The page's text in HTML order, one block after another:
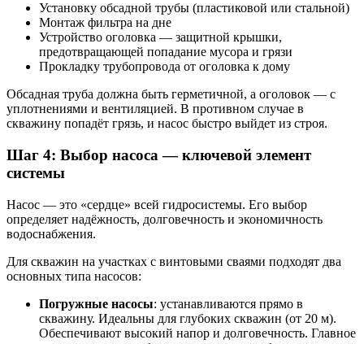
Установку обсадной трубы (пластиковой или стальной)
Монтаж фильтра на дне
Устройство оголовка — защитной крышки,
предотвращающей попадание мусора и грязи
Прокладку трубопровода от оголовка к дому
Обсадная труба должна быть герметичной, а оголовок — с
уплотнениями и вентиляцией. В противном случае в
скважину попадёт грязь, и насос быстро выйдет из строя.
Шаг 4: Выбор насоса — ключевой элемент
системы
Насос — это «сердце» всей гидросистемы. Его выбор
определяет надёжность, долговечность и экономичность
водоснабжения.
Для скважин на участках с винтовыми сваями подходят два
основных типа насосов:
Погружные насосы: устанавливаются прямо в
скважину. Идеальны для глубоких скважин (от 20 м).
Обеспечивают высокий напор и долговечность. Главное